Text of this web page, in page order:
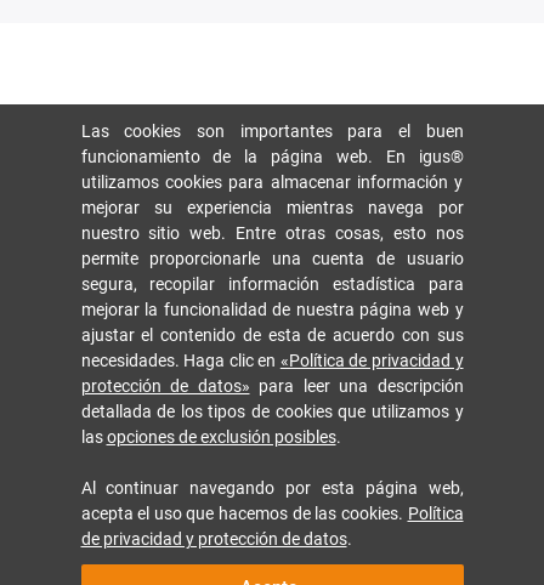
Las cookies son importantes para el buen
funcionamiento de la página web. En igus®
utilizamos cookies para almacenar información y
mejorar su experiencia mientras navega por
nuestro sitio web. Entre otras cosas, esto nos
permite proporcionarle una cuenta de usuario
segura, recopilar información estadística para
mejorar la funcionalidad de nuestra página web y
ajustar el contenido de esta de acuerdo con sus
necesidades. Haga clic en «Política de privacidad y
protección de datos» para leer una descripción
detallada de los tipos de cookies que utilizamos y
lasopciones de exclusión posibles.
Al continuar navegando por esta página web,
acepta el uso que hacemos de las cookies. Política
de privacidad y protección de datos.